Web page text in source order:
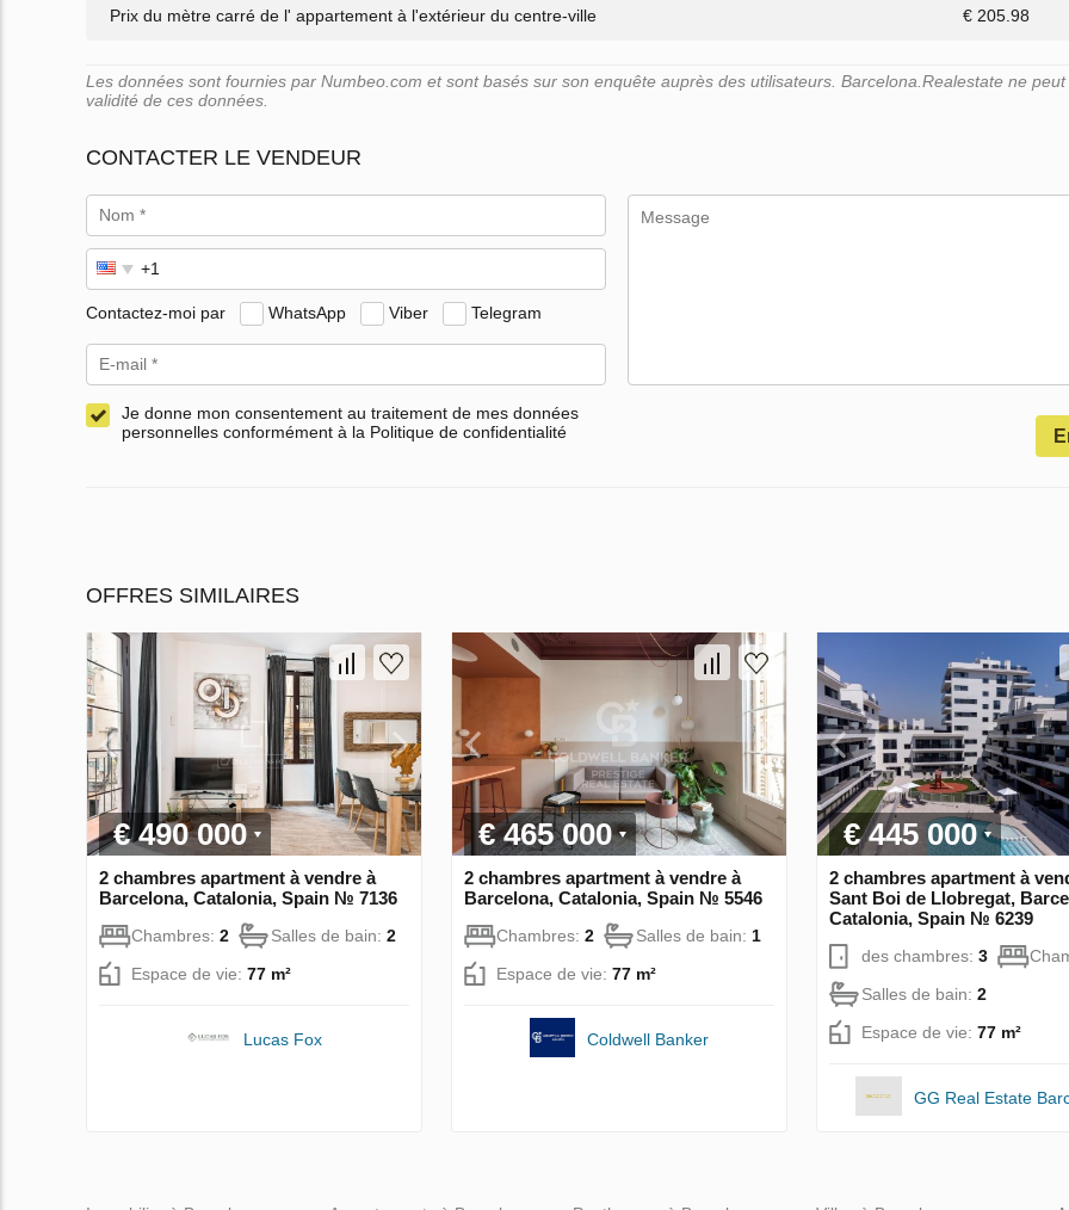
Prix du mètre carré de l' appartement à l'extérieur du centre-ville € 205.98
Les données sont fournies par Numbeo.com et sont basés sur son enquête auprès des utilisateurs. Barcelona.Realestate ne
validité de ces données.
CONTACTER LE VENDEUR
Contactez-moi par WhatsApp Viber Telegram
Je donne mon consentement au traitement de mes données
personnelles conformément à la Politique de confidentialité
OFFRES SIMILAIRES
€ 490 000
2 chambres apartment à vendre à
Barcelona, Catalonia, Spain № 7136
Chambres: 2 Salles de bain: 2
Espace de vie: 77 m²
Lucas Fox
€ 465 000
2 chambres apartment à vendre à
Barcelona, Catalonia, Spain № 5546
Chambres: 2 Salles de bain: 1
Espace de vie: 77 m²
Coldwell Banker
€ 445 000
2 chambres apartment à
Sant Boi de Llobregat,
Catalonia, Spain № 6239
des chambres: 3
Salles de bain: 2
Espace de vie: 77 m²
GG Real Estate